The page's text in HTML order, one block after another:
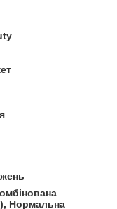
Нормальна